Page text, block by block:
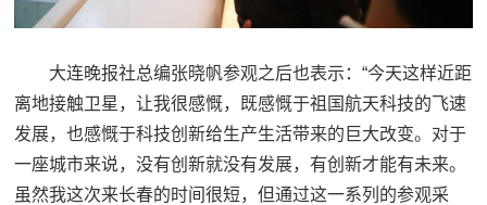
大连晚报社总编张晓帆参观之后也表示：“今天这样近距
离地接触卫星，让我很感慨，既感慨于祖国航天科技的飞速
发展，也感慨于科技创新给生产生活带来的巨大改变。对于
一座城市来说，没有创新就没有发展，有创新才能有未来。
虽然我这次来长春的时间很短，但通过这一系列的参观采